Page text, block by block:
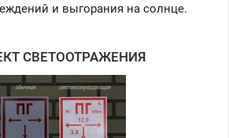
и выгорания на солнце.
СВЕТООТРАЖЕНИЯ